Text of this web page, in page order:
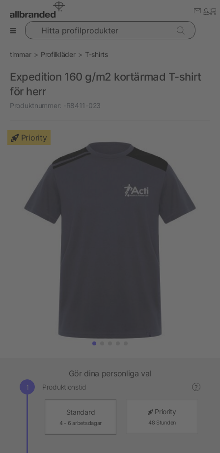
Hitta profilprodukter
timmar Profilkläder T-shirts
Expedition 160 g/m2 kortärmad T-shirt
för herr
Produktnummer: -R8411-023
Priority
Gör dina personliga val
Produktionstid ?
Standard
4 - 6 arbetsdagar
Priority
48 Stunden